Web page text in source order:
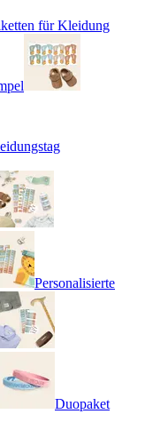
für Kleidung
Personalisierte
Duopaket